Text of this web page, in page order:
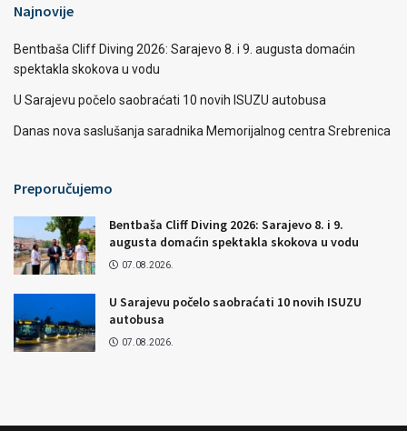
Najnovije
Bentbaša Cliff Diving 2026: Sarajevo 8. i 9. augusta domaćin
spektakla skokova u vodu
U Sarajevu počelo saobraćati 10 novih ISUZU autobusa
Danas nova saslušanja saradnika Memorijalnog centra Srebrenica
Preporučujemo
Bentbaša Cliff Diving 2026: Sarajevo 8. i 9.
augusta domaćin spektakla skokova u vodu
07.08.2026.
U Sarajevu počelo saobraćati 10 novih ISUZU
autobusa
07.08.2026.